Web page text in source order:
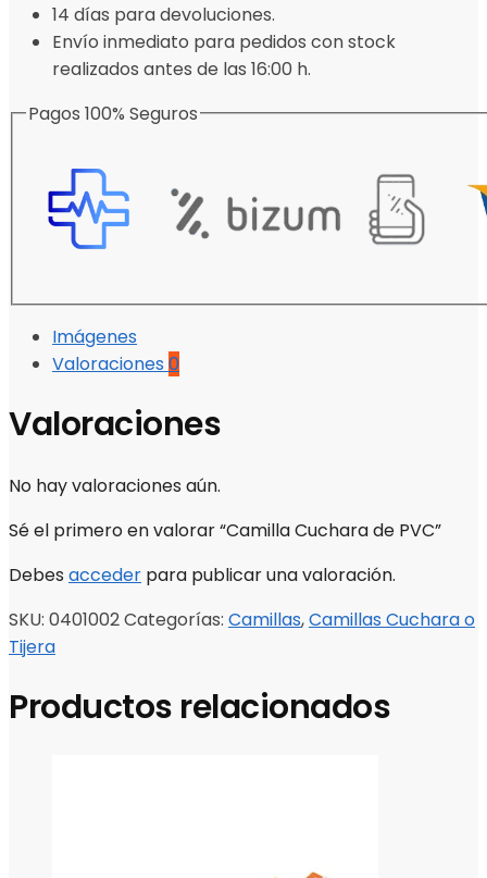
14 días para devoluciones.
Envío inmediato para pedidos con stock
realizados antes de las 16:00 h.
Pagos 100% Seguros
Imágenes
Valoraciones 0
Valoraciones
No hay valoraciones aún.
Sé el primero en valorar “Camilla Cuchara de PVC”
Debes acceder para publicar una valoración.
SKU: 0401002Categorías: Camillas,Camillas Cuchara o
Tijera
Productos relacionados